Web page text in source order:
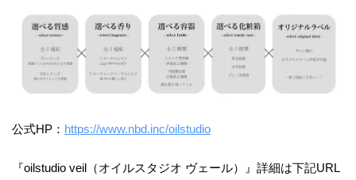
公式HP： https://www.nbd.inc/oilstudio
『oilstudio veil（オイルスタジオ ヴェール）』詳細は下記URL